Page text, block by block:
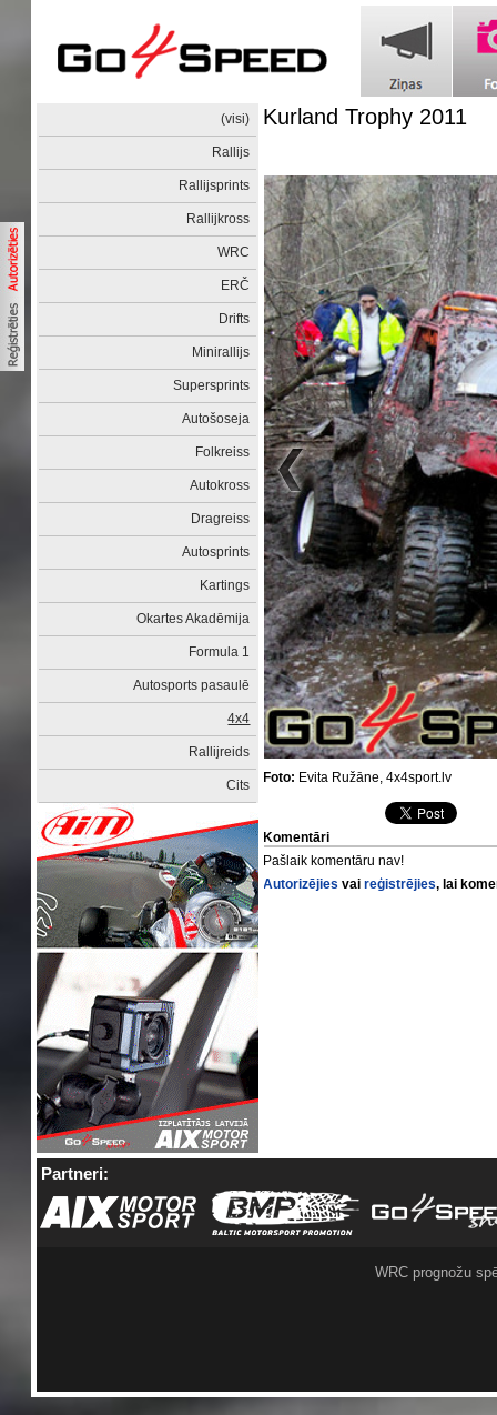
(visi)
Rallijs
Rallijsprints
Rallijkross
WRC
ERČ
Drifts
Minirallijs
Supersprints
Autošoseja
Folkreiss
Autokross
Dragreiss
Autosprints
Kartings
Okartes Akadēmija
Formula 1
Autosports pasaulē
4x4
Rallijreids
Cits
Kurland Trophy 2011
Foto: Evita Ružāne, 4x4sport.lv
Komentāri
Pašlaik komentāru nav!
Autorizējies vaireģistrējies, lai
Partneri:
WRC prognožu